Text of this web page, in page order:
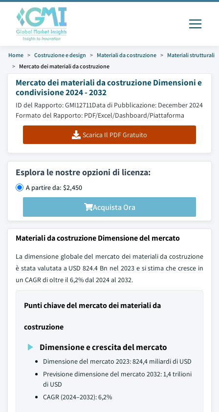
Home Costruzione e design Materiali da costruzione
Materiali strutturali
Mercato dei materiali da costruzione
Mercato dei materiali da costruzione Dimensioni e
condivisione 2024 - 2032
ID del Rapporto: GMI12711Data di Pubblicazione: December 2024
Formato del Rapporto: PDF/Excel/Dashboard/Piattaforma
Scarica Il PDF Gratuito
Esplora le nostre opzioni di licenza:
A partire da: $2,450
Acquista Ora
Materiali da costruzione Dimensione del mercato
La dimensione globale del mercato dei materiali da costruzione
è stata valutata a USD 824.4 Bn nel 2023 e si stima che cresce in
un CAGR di oltre il 6,2% dal 2024 al 2032.
Punti chiave del mercato dei materiali da
costruzione
Dimensione e crescita del mercato
Dimensione del mercato 2023: 824,4 miliardi di USD
Previsione dimensione del mercato 2032: 1,4 trilioni
di USD
CAGR (2024–2032): 6,2%